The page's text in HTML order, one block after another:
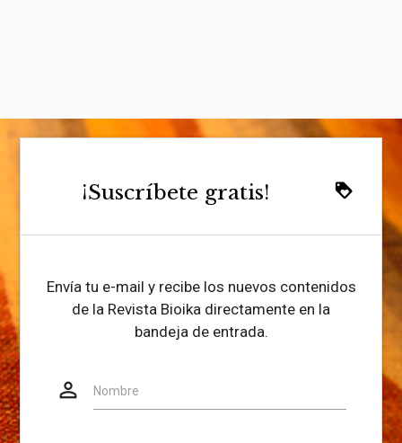
loyalty
¡Suscríbete gratis!
Envía tu e-mail y recibe los nuevos contenidos
de la Revista Bioika directamente en la
bandeja de entrada.
person_outline Nombre
Website